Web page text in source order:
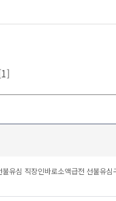
유심 직장인바로소액급전 선불유